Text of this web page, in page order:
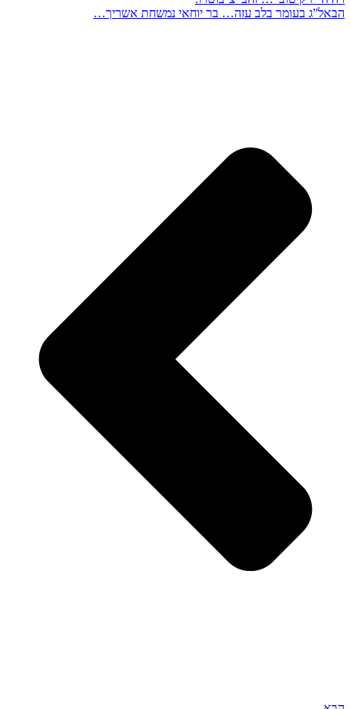
הבאל”ג בעומר בלב עזה… בר יוחאי נמשחת אשריך…